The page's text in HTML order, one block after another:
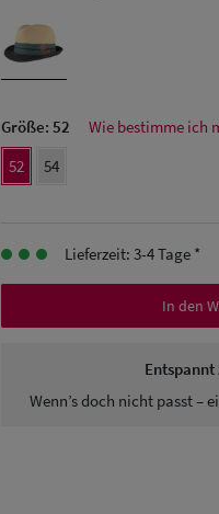
Größe: 52
Wie bestimme ich
52
54
Lieferzeit: 3-4 Tage *
In den
Wenn’s doch nicht passt –